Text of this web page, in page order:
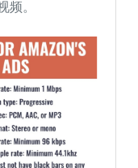
。